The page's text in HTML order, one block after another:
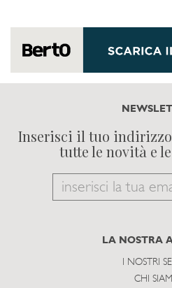
Inserisci il tuo
tutte le novità e
Email
subscribe
LA NOSTRA
I NOSTRI
CHI